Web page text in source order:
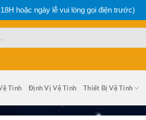
hoặc ngày lễ vui lòng gọi điện trước)
Tinh Định Vị Vệ Tinh Thiết Bị Vệ Tinh